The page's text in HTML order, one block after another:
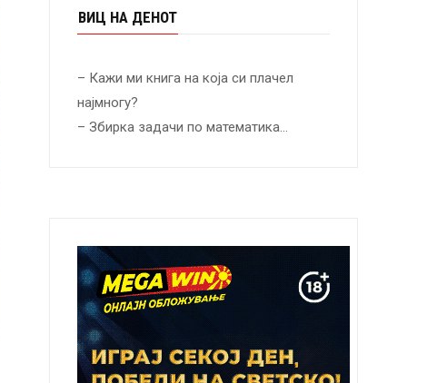
ВИЦ НА ДЕНОТ
– Кажи ми книга на која си плачел
најмногу?
– Збирка задачи по математика…